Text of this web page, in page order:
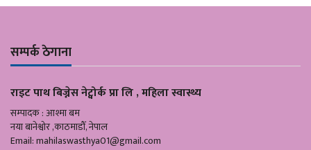
सम्पर्क ठेगाना
राइट पाथ बिज्नेस नेट्वोर्क प्रा लि , महिला स्वास्थ्य
सम्पादक : आश्मा बम
नया बानेश्वोर ,काठमाडौँ, नेपाल
Email:mahilaswasthya01@gmail.com